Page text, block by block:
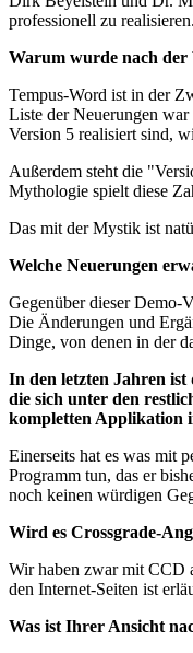
professionell zu realisieren.
Warum wurde nach der
Tempus-Word ist in der
Liste der Neuerungen
Version 5 realisiert sind,
Außerdem steht die
Mythologie spielt diese
Das mit der Mystik ist
Welche Neuerungen
Gegenüber dieser Demo-
Die Änderungen und
Dinge, von denen in der
In den letzten Jahren
die sich unter den
kompletten Applikation
Einerseits hat es was mit
Programm tun, das er
noch keinen würdigen
Wird es Crossgrade-
Wir haben zwar mit CCD
den Internet-Seiten ist
Was ist Ihrer Ansicht